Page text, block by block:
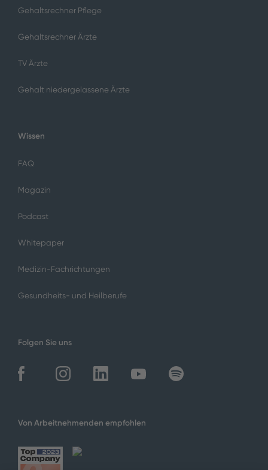
Gehaltsrechner Pflege
Gehaltsrechner Ärzte
TV Ärzte
Gehalt niedergelassene Ärzte
Wissen
FAQ
Magazin
Podcast
Whitepaper
Medizin-Fachrichtungen
Gesundheits- und Heilberufe
Folgen Sie uns
Von Arbeitnehmenden empfohlen